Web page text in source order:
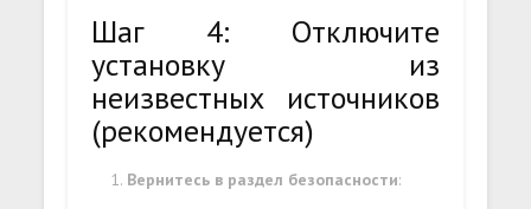
Шаг 4: Отключите
установку из
неизвестных источников
(рекомендуется)
Вернитесь в раздел безопасности: